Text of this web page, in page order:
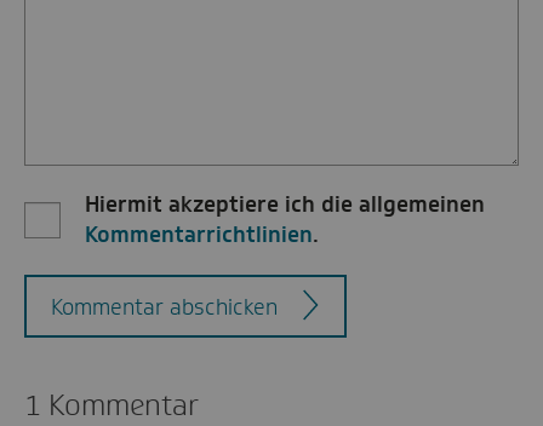
Hiermit akzeptiere ich die allgemeinen
Kommentarrichtlinien.
Kommentar abschicken
1 Kommentar